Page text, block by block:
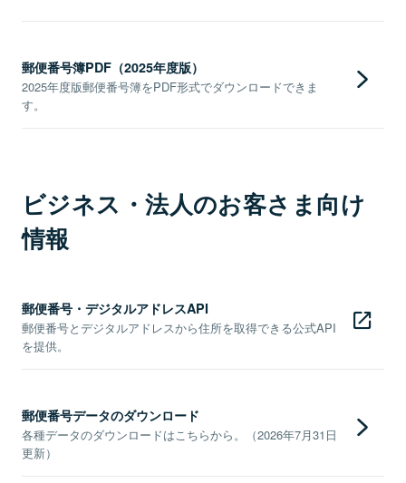
郵便番号簿PDF（2025年度版）
2025年度版郵便番号簿をPDF形式でダウンロードできま
す。
ビジネス・法人のお客さま向け
情報
郵便番号・デジタルアドレスAPI
郵便番号とデジタルアドレスから住所を取得できる公式API
を提供。
郵便番号データのダウンロード
各種データのダウンロードはこちらから。（2026年7月31日
更新）